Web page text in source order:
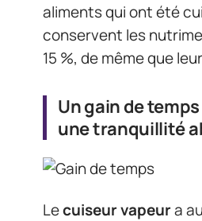
aliments qui ont été
conservent les
15 %, de même que
Un gain de
une tranquillité
Lecuiseur vapeura